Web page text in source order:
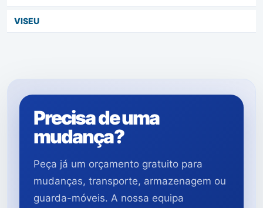
VISEU
Precisa de uma
mudança?
Peça já um orçamento gratuito para
mudanças, transporte, armazenagem ou
guarda-móveis. A nossa equipa